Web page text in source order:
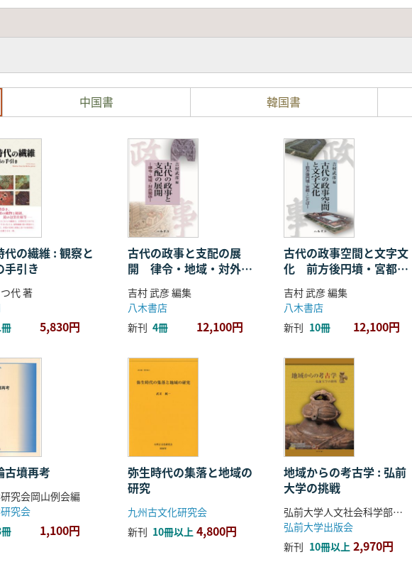
中国書 韓国書
代の繊維 : 観察と
手引き
代 著
5,830円
古代の政事と支配の展
開 律令・地域・対外関
係
吉村 武彦 編集
八木書店
新刊 4冊 12,100円
古代の政事空間と文字文
化 前方後円墳・宮都・
ことば
吉村 武彦 編集
八木書店
新刊 10冊 12,100円
古墳再考
究会岡山例会編
究会
1,100円
弥生時代の集落と地域の
研究
九州古文化研究会
新刊 10冊以上 4,800円
地域からの考古学 : 弘前
大学の挑戦
弘前大学人文社会科学部北日本考古学研究センター 編
弘前大学出版会
新刊 10冊以上 2,970円